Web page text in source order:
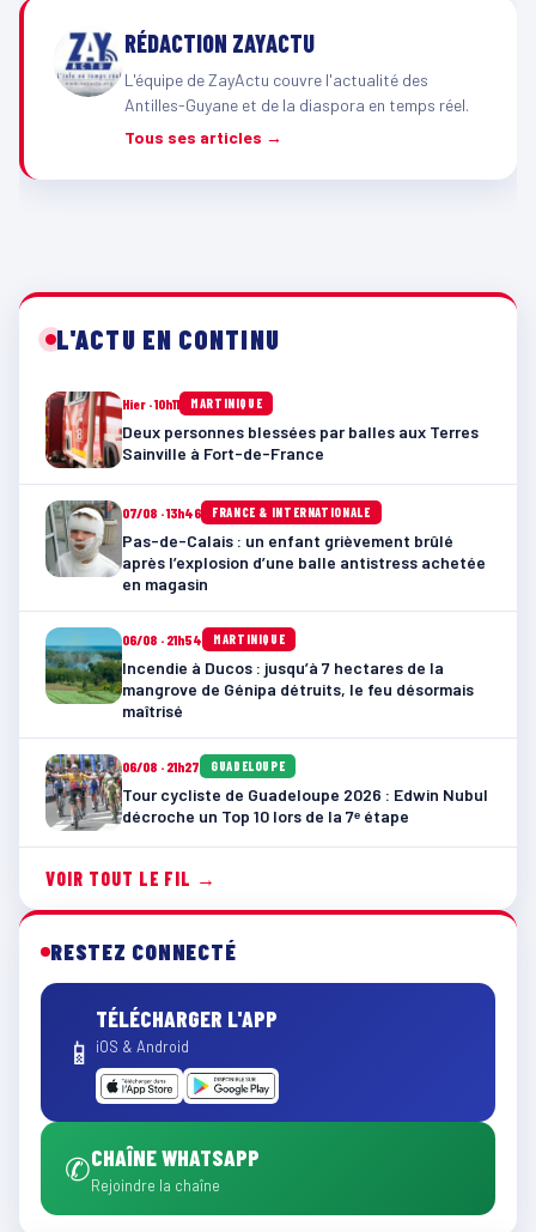
RÉDACTION ZAYACTU
L'équipe de ZayActu couvre l'actualité des
Antilles-Guyane et de la diaspora en temps réel.
Tous ses articles →
L'ACTU EN CONTINU
Hier · 10h11 MARTINIQUE
Deux personnes blessées par balles aux Terres
Sainville à Fort-de-France
07/08 · 13h46 FRANCE & INTERNATIONALE
Pas-de-Calais : un enfant grièvement brûlé
après l’explosion d’une balle antistress achetée
en magasin
06/08 · 21h54 MARTINIQUE
Incendie à Ducos : jusqu’à 7 hectares de la
mangrove de Génipa détruits, le feu désormais
maîtrisé
06/08 · 21h27 GUADELOUPE
Tour cycliste de Guadeloupe 2026 : Edwin Nubul
décroche un Top 10 lors de la 7ᵉ étape
VOIR TOUT LE FIL →
RESTEZ CONNECTÉ
📱
TÉLÉCHARGER L'APP
iOS & Android
✆CHAÎNE WHATSAPP
Rejoindre la chaîne